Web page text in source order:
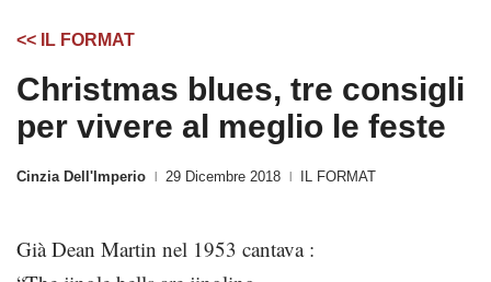
<< IL FORMAT
Christmas blues, tre consigli
per vivere al meglio le feste
Cinzia Dell'Imperio 29 Dicembre 2018 IL FORMAT
Già Dean Martin nel 1953 cantava :